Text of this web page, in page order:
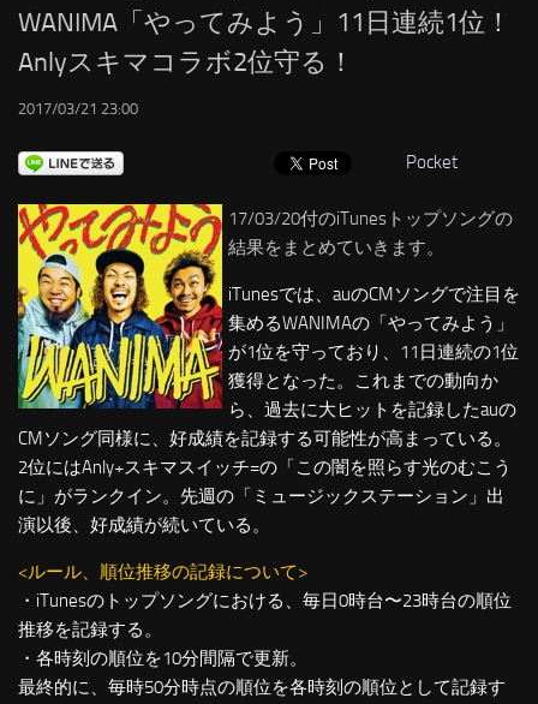
LINKS
WANIMA「やってみよう」11日連続1位！
Anlyスキマコラボ2位守る！
2017/03/21 23:00
Pocket
17/03/20付のiTunesトップソングの
結果をまとめていきます。
iTunesでは、auのCMソングで注目を
集めるWANIMAの「やってみよう」
が1位を守っており、11日連続の1位
獲得となった。これまでの動向か
ら、過去に大ヒットを記録したauの
CMソング同様に、好成績を記録する可能性が高まっている。
2位にはAnly+スキマスイッチ=の「この闇を照らす光のむこう
に」がランクイン。先週の「ミュージックステーション」出
演以後、好成績が続いている。
<ルール、順位推移の記録について>
・iTunesのトップソングにおける、毎日0時台〜23時台の順位
推移を記録する。
・各時刻の順位を10分間隔で更新。
最終的に、毎時50分時点の順位を各時刻の順位として記録す